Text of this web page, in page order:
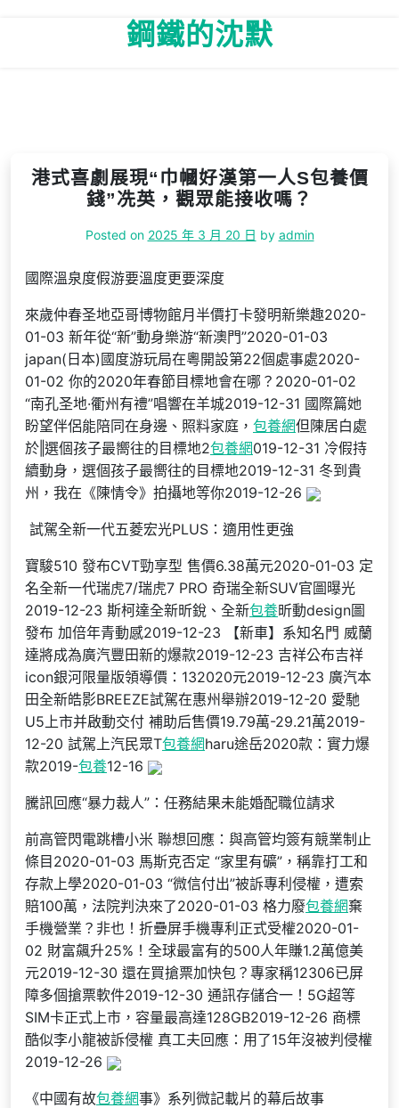
鋼鐵的沈默
港式喜劇展現“巾幗好漢第一人S包養價
錢”冼英，觀眾能接收嗎？
Posted on 2025 年 3 月 20 日 by admin
國際溫泉度假游要溫度更要深度
來歲仲春圣地亞哥博物館月半價打卡發明新樂趣2020-
01-03 新年從“新”動身樂游“新澳門”2020-01-03
japan(日本)國度游玩局在粵開設第22個處事處2020-
01-02 你的2020年春節目標地會在哪？2020-01-02
“南孔圣地·衢州有禮”唱響在羊城2019-12-31 國際篇她
盼望伴侶能陪同在身邊、照料家庭， 包養網但陳居白處
於‖選個孩子最嚮往的目標地2包養網019-12-31 冷假持
續動身，選個孩子最嚮往的目標地2019-12-31 冬到貴
州，我在《陳情令》拍攝地等你2019-12-26
​ 試駕全新一代五菱宏光PLUS：適用性更強
寶駿510 發布CVT勁享型 售價6.38萬元2020-01-03 ​定
名全新一代瑞虎7/瑞虎7 PRO 奇瑞全新SUV官圖曝光
2019-12-23 斯柯達全新昕銳、全新包養昕動design圖
發布 加倍年青動感2019-12-23 【新車】系知名門 威蘭
達將成為廣汽豐田新的爆款2019-12-23 吉祥公布吉祥
icon銀河限量版領導價：132020元2019-12-23 ​廣汽本
田全新皓影BREEZE試駕在惠州舉辦2019-12-20 愛馳
U5上市并啟動交付 補助后售價19.79萬-29.21萬2019-
12-20 試駕上汽民眾T包養網haru途岳2020款：實力爆
款2019-包養12-16
騰訊回應“暴力裁人”：任務結果未能婚配職位請求
前高管閃電跳槽小米 聯想回應：與高管均簽有競業制止
條目2020-01-03 馬斯克否定 “家里有礦”，稱靠打工和
存款上學2020-01-03 “微信付出”被訴專利侵權，遭索
賠100萬，法院判決來了2020-01-03 格力廢包養網棄
手機營業？非也！折疊屏手機專利正式受權2020-01-
02 財富飆升25%！全球最富有的500人年賺1.2萬億美
元2019-12-30 還在買搶票加快包？專家稱12306已屏
障多個搶票軟件2019-12-30 通訊存儲合一！5G超等
SIM卡正式上市，容量最高達128GB2019-12-26 商標
酷似李小龍被訴侵權 真工夫回應：用了15年沒被判侵權
2019-12-26
《中國有故包養網事》系列微記載片的幕后故事